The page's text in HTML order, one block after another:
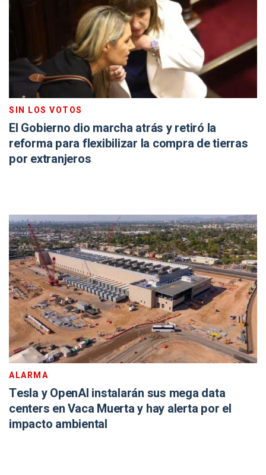
SIN LOS VOTOS
El Gobierno dio marcha atrás y retiró la
reforma para flexibilizar la compra de tierras
por extranjeros
ALARMA
Tesla y OpenAI instalarán sus mega data
centers en Vaca Muerta y hay alerta por el
impacto ambiental